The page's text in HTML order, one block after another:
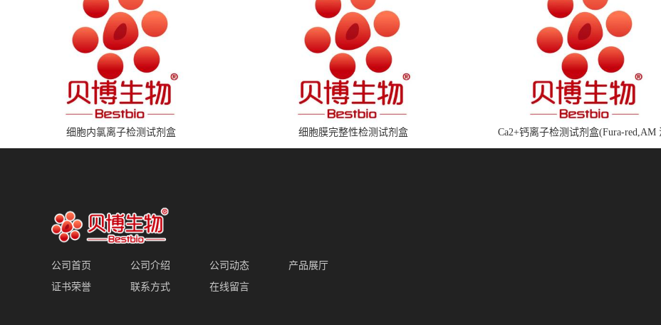
细胞内氯离子检测试剂盒 细胞膜完整性检测试剂盒 Ca2+钙离子检测试剂盒(Fura-red,AM
公司首页 公司介绍 公司动态
产品展厅
证书荣誉
联系方式 在线留言